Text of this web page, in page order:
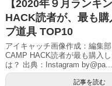
【2020年９月ランキ
HACK読者が、最も
プ道具 TOP10
アイキャッチ画像作成：編集
CAMP HACK読者が最も購入
は？ 出典：Instagram by@pa...
記事を読む